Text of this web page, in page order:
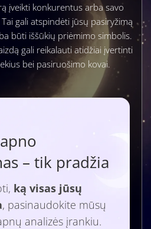
įveikti konkurentus arba savo
gali atspindėti jūsų pasiryžimą
būti iššūkių priėmimo simbolis.
gali reikalauti atidžiai įvertinti
bei pasiruošimo kovai.
– tik pradžia
ką visas jūsų
, pasinaudokite mūsų
analizės įrankiu.